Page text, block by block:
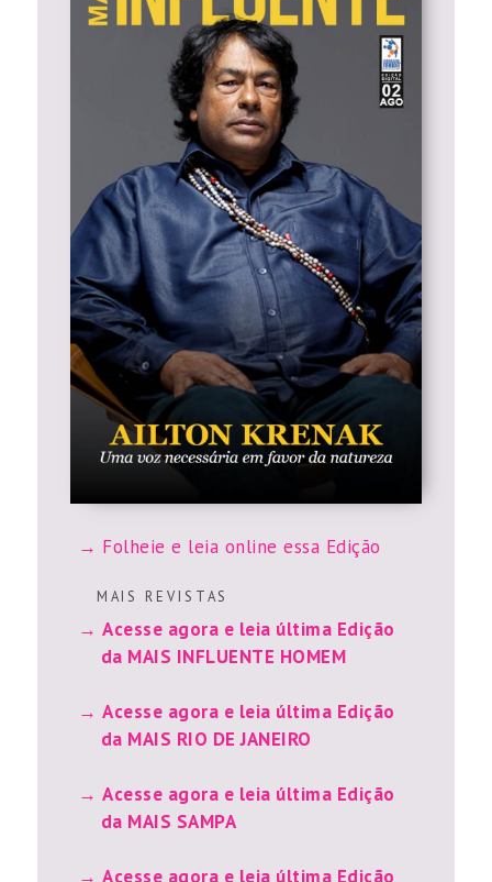
Folheie e leia online essa Edição
M A I S R E V I S T A S
Acesse agora e leia última Edição
da MAIS INFLUENTE HOMEM
Acesse agora e leia última Edição
da MAIS RIO DE JANEIRO
Acesse agora e leia última Edição
da MAIS SAMPA
Acesse agora e leia última Edição